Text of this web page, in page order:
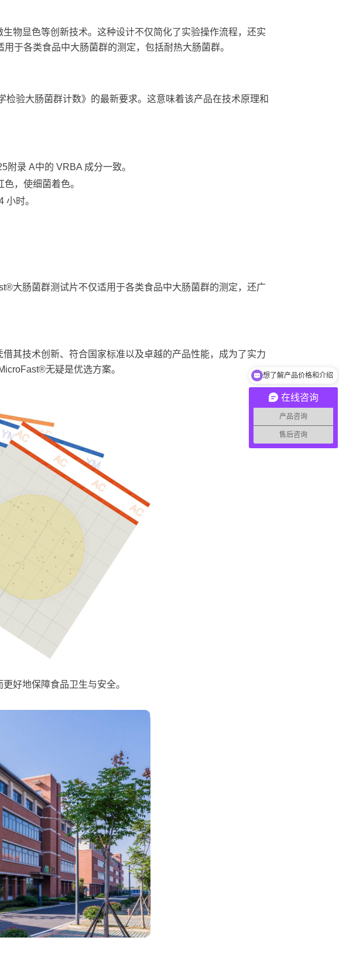
物显色等创新技术。这种设计不仅简化了实验操作流程，还实
于各类食品中大肠菌群的测定，包括耐热大肠菌群。
验大肠菌群计数》的最新要求。这意味着该产品在技术原理和
录 A中的 VRBA 成分一致。
，使细菌着色。
时。
大肠菌群测试片不仅适用于各类食品中大肠菌群的测定，还广
其技术创新、符合国家标准以及卓越的产品性能，成为了实力
无疑是优选方案。
好地保障食品卫生与安全。
在线咨询
产品咨询
售后咨询
想了解产品价格和介绍